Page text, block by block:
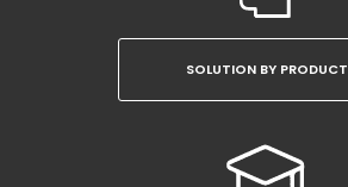
SOLUTION BY PRODUCT